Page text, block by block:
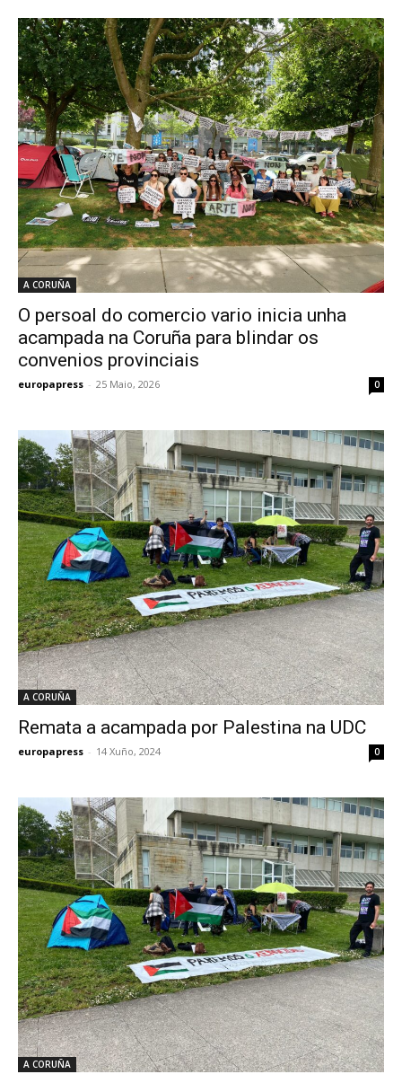
A CORUÑA
O persoal do comercio vario inicia unha
acampada na Coruña para blindar os
convenios provinciais
europapress - 25 Maio, 2026 0
A CORUÑA
Remata a acampada por Palestina na UDC
europapress - 14 Xuño, 2024 0
A CORUÑA